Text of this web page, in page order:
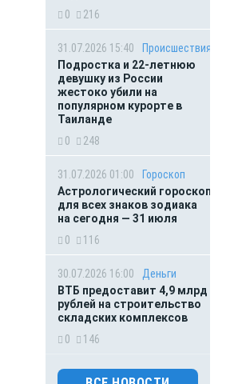
0
216
31.07.2026 15:40
Происшествия
Подростка и 22-летнюю
девушку из России
жестоко убили на
популярном курорте в
Таиланде
0
248
31.07.2026 01:00
Гороскоп
Астрологический гороскоп
для всех знаков зодиака
на сегодня — 31 июля
0
116
30.07.2026 16:00
Деньги
ВТБ предоставит 4,9 млрд
рублей на строительство
складских комплексов
0
146